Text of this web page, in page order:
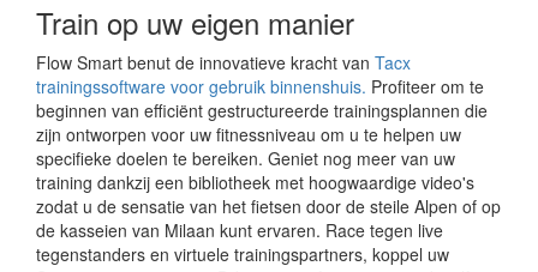
Train op uw eigen manier
Flow Smart benut de innovatieve kracht van Tacx
trainingssoftware voor gebruik binnenshuis. Profiteer om te
beginnen van efficiënt gestructureerde trainingsplannen die
zijn ontworpen voor uw fitnessniveau om u te helpen uw
specifieke doelen te bereiken. Geniet nog meer van uw
training dankzij een bibliotheek met hoogwaardige video's
zodat u de sensatie van het fietsen door de steile Alpen of op
de kasseien van Milaan kunt ervaren. Race tegen live
tegenstanders en virtuele trainingspartners, koppel uw